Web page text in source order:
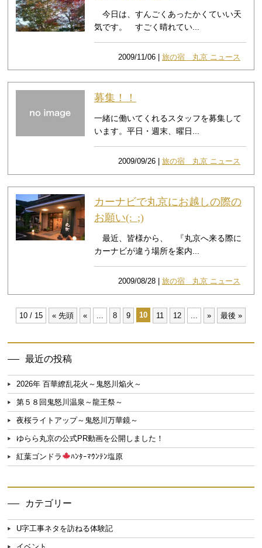
今日は、すんごくあったかくていい天
気です。 すごく晴れてい...
2009/11/06 |旅の宿 丸京 ニュース
募集！！
一緒に働いてくれるスタッフを募集して
います。平日・週末、曜日...
2009/09/26 |旅の宿 丸京 ニュース
カーナビで丸京にお越しの際の
お願い(:_;)
最近、皆様から、 『丸京へ来る際に
カーナビが違う場所を案内...
2009/08/28 |旅の宿 丸京 ニュース
10 / 15 « 先頭 « 8 9 10 11 12 » 最後 »
最近の投稿
2026年 百華繚乱花火～鬼怒川焔火～
第５８回鬼怒川温泉～龍王祭～
夜桜ライトアップ～鬼怒川万華鏡～
ゆらら丸京の公式PR動画を公開しました！
紅葉ゴンドラ ﾊﾝﾀｰﾏｳﾝﾃﾝ塩原
カテゴリー
U字工事ネタを訪ねる体験記